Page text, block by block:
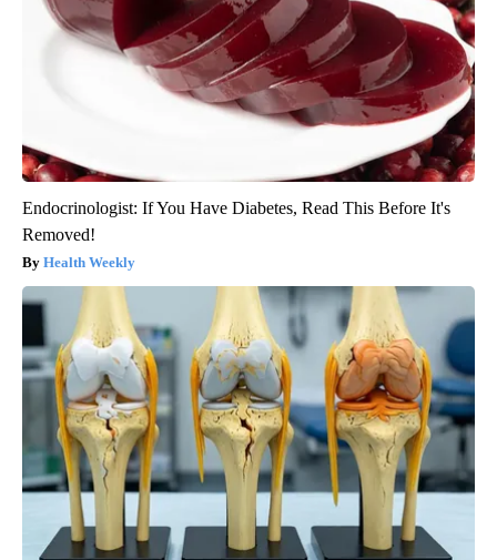
Endocrinologist: If You Have Diabetes, Read This Before It's
Removed!
Health Weekly